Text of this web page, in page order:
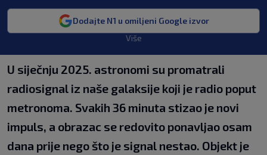
Dodajte N1 u omiljeni Google izvor
Više
U siječnju 2025. astronomi su promatrali
radiosignal iz naše galaksije koji je radio poput
metronoma. Svakih 36 minuta stizao je novi
impuls, a obrazac se redovito ponavljao osam
dana prije nego što je signal nestao. Objekt je